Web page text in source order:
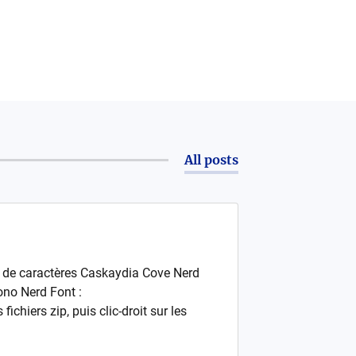
All posts
caractères Caskaydia Cove Nerd
Nerd Font :
zip, puis clic-droit sur les